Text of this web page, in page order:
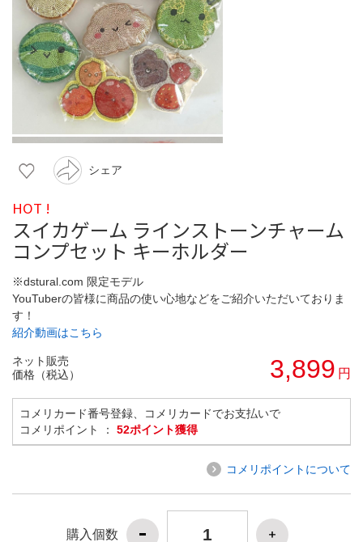
シェア
HOT !
スイカゲーム ラインストーンチャーム
コンプセット キーホルダー
※dstural.com 限定モデル
YouTuberの皆様に商品の使い心地などをご紹介いただいておりま
す！
紹介動画はこちら
ネット販売
価格（税込）
3,899 円
コメリカード番号登録、コメリカードでお支払いで
コメリポイント ： 52ポイント獲得
コメリポイントについて
購入個数